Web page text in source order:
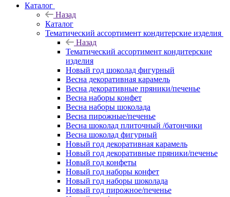
Каталог
Назад
Каталог
Тематический ассортимент кондитерские изделия
Назад
Тематический ассортимент кондитерские
изделия
Новый год шоколад фигурный
Весна декоративная карамель
Весна декоративные пряники/печенье
Весна наборы конфет
Весна наборы шоколада
Весна пирожные/печенье
Весна шоколад плиточный /батончики
Весна шоколад фигурный
Новый год декоративная карамель
Новый год декоративные пряники/печенье
Новый год конфеты
Новый год наборы конфет
Новый год наборы шоколада
Новый год пирожное/печенье